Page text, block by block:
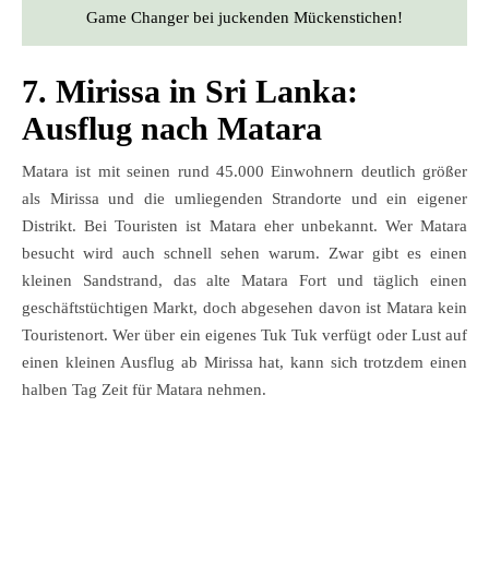
Game Changer bei juckenden Mückenstichen!
7. Mirissa in Sri Lanka:
Ausflug nach Matara
Matara ist mit seinen rund 45.000 Einwohnern deutlich größer
als Mirissa und die umliegenden Strandorte und ein eigener
Distrikt. Bei Touristen ist Matara eher unbekannt. Wer Matara
besucht wird auch schnell sehen warum. Zwar gibt es einen
kleinen Sandstrand, das alte Matara Fort und täglich einen
geschäftstüchtigen Markt, doch abgesehen davon ist Matara kein
Touristenort. Wer über ein eigenes Tuk Tuk verfügt oder Lust auf
einen kleinen Ausflug ab Mirissa hat, kann sich trotzdem einen
halben Tag Zeit für Matara nehmen.